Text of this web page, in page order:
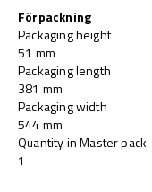
Förpackning
Packaging height
51 mm
Packaging length
381 mm
Packaging width
544 mm
Quantity in Master pack
1